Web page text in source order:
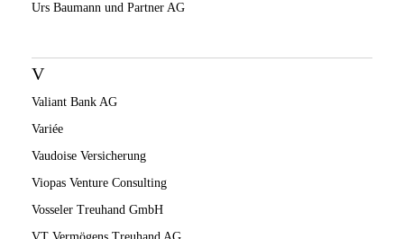
Urs Baumann und Partner AG
V
Valiant Bank AG
Variée
Vaudoise Versicherung
Viopas Venture Consulting
Vosseler Treuhand GmbH